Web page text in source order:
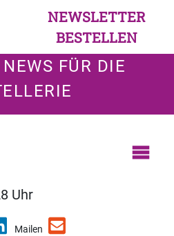
NEWSLETTER
BESTELLEN
FÜR DIE
Uhr
Mailen